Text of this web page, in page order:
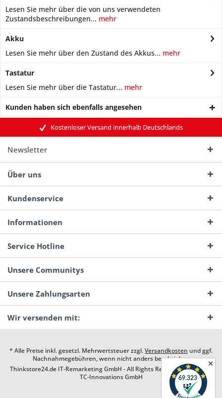
Lesen Sie mehr über die von uns verwendeten
Zustandsbeschreibungen... mehr
Akku
Lesen Sie mehr über den Zustand des Akkus... mehr
Tastatur
Lesen Sie mehr über die Tastatur... mehr
Kunden haben sich ebenfalls angesehen
Kostenloser Versand innerhalb Deutschlands
Newsletter
Über uns
Kundenservice
Informationen
Service Hotline
Unsere Communitys
Unsere Zahlungsarten
Wir versenden mit:
* Alle Preise inkl. gesetzl. Mehrwertsteuer zzgl.Versandkosten und ggf.
Nachnahmegebühren, wenn nicht anders beschrieben
Thinkstore24.de IT-Remarketing GmbH - All Rights Reserved. Design by
TC-Innovations GmbH
✕